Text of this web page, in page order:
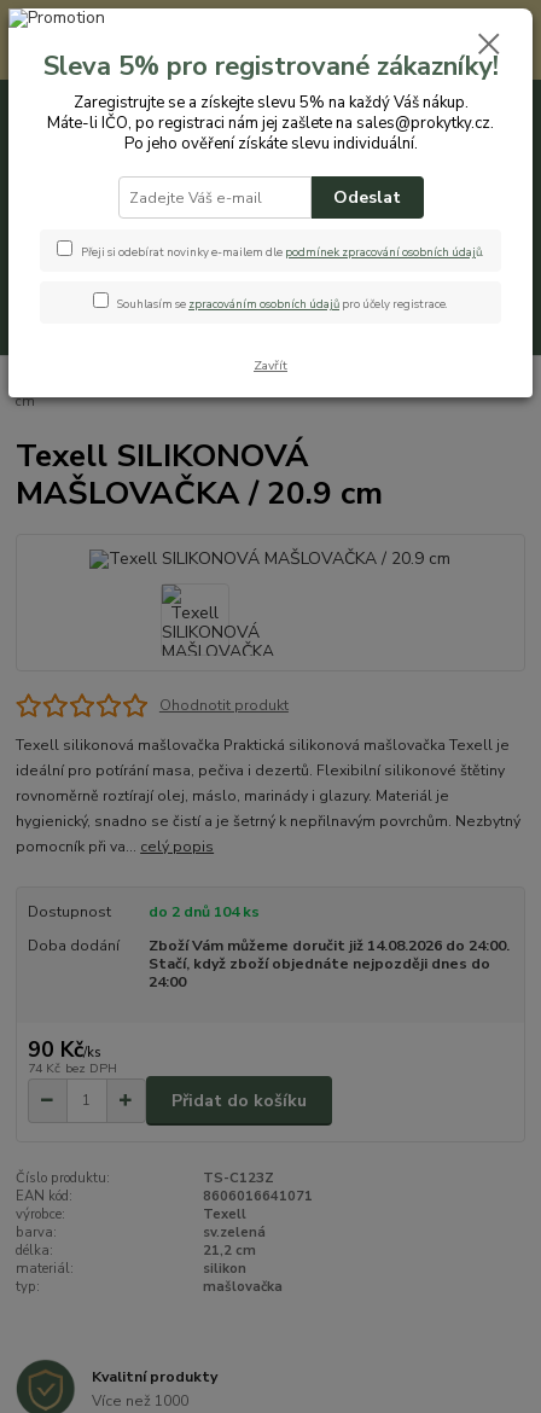
Registrovaným zákazníkům nabízíme slevu 5% na každý nákup. Máte-li
IČO, po registraci nám jej zašlete na sales@prokytky.cz. Po jeho ověření
získáte slevu individuální. Přejít na registraci →
CZK
+420 774 544 973 0ks
cm
Texell SILIKONOVÁ
MAŠLOVAČKA / 20.9 cm
Ohodnotit produkt
Texell silikonová mašlovačka Praktická silikonová mašlovačka Texell je
ideální pro potírání masa, pečiva i dezertů. Flexibilní silikonové štětiny
rovnoměrně roztírají olej, máslo, marinády i glazury. Materiál je
hygienický, snadno se čistí a je šetrný k nepřilnavým povrchům. Nezbytný
pomocník při va... celý popis
Dostupnost
do 2 dnů 104 ks
Doba dodání
Zboží Vám můžeme doručit již 14.08.2026 do 24:00.
Stačí, když zboží objednáte nejpozději dnes do
24:00
90 Kč/ks
74 Kč bez DPH
Přidat do košíku
Číslo produktu:
TS-C123Z
EAN kód:
8606016641071
výrobce:
Texell
barva:
sv.zelená
délka:
21,2 cm
materiál:
silikon
typ:
mašlovačka
Kvalitní produkty
Více než 1000
Sleva 5% pro registrované zákazníky!
Zaregistrujte se a získejte slevu 5% na každý Váš nákup.
Máte-li IČO, po registraci nám jej zašlete na sales@prokytky.cz.
Po jeho ověření získáte slevu individuální.
Odeslat
Přeji si odebírat novinky e-mailem dle podmínek zpracování osobních údajů.
Souhlasím se zpracováním osobních údajů pro účely registrace.
Zavřít